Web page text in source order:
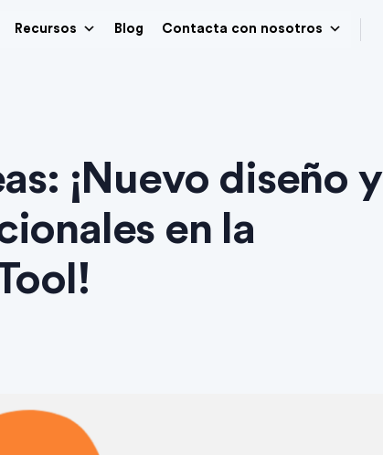
Recursos Blog Contacta con nosotros
¡Nuevo diseño y
en la